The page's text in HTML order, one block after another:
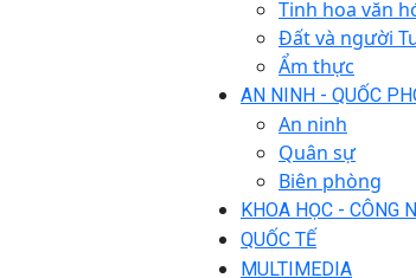
Tinh hoa văn
Đất và người
Ẩm thực
AN NINH - QUỐC
An ninh
Quân sự
Biên phòng
KHOA HỌC - CÔNG
QUỐC TẾ
MULTIMEDIA